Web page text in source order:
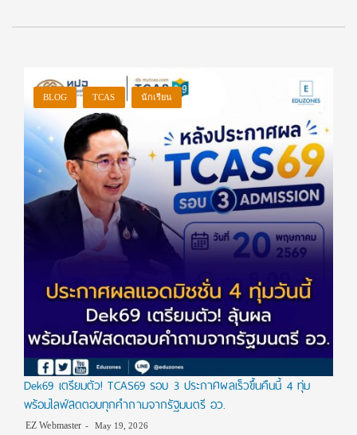
BLOG TCAS นักเรียน
Dek69 เตรียมตัว! TCAS69 รอบ 3 ประกาศผลเร็วขึ้นคืนนี้ 4 ทุ่ม
พร้อมไลฟ์สดตอบทุกคำถามจากรัฐมนตรี อว.
EZ Webmaster May 19, 2026